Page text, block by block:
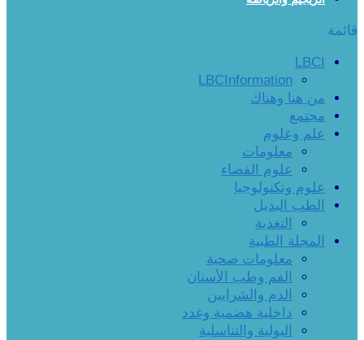
قائمة
LBCI
LBCInformation
من هنا وهناك
مجتمع
علم وعلوم
معلومات
علوم الفضاء
علوم وتكنولوجيا
الطب البديل
التغذية
المجلة الطبية
معلومات صحية
الفم وطب الأسنان
الدم والشرايين
داخلية هضمية وغدد
البولية والتناسلية